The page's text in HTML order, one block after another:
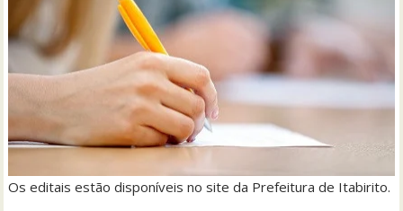
Os editais estão disponíveis no site da Prefeitura de Itabirito.